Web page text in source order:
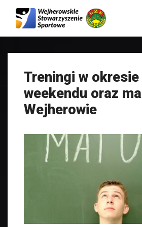
Treningi w okresie
weekendu oraz
Wejherowie